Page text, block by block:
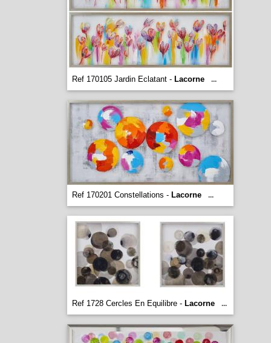
Ref 170105 Jardin Eclatant - Lacorne ...
Ref 170201 Constellations - Lacorne ...
Ref 1728 Cercles En Equilibre - Lacorne ...